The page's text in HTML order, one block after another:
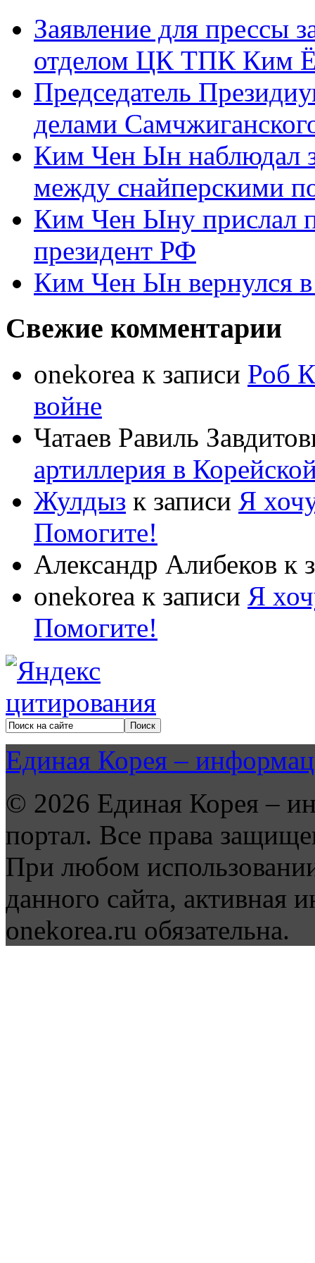
Заявление для прессы
отделом ЦК ТПК Ким
Председатель
делами
Ким Чен Ын наблюдал
между снайперскими
Ким Чен Ыну прислал
президент РФ
Ким Чен Ын вернулся
Свежие комментарии
onekorea к записи Роб
войне
Чатаев Равиль
артиллерия в
Жулдыз к записи Я
Помогите!
Александр Алибеков к
onekorea к записи Я
Помогите!
Единая Корея –
© 2026 Единая Корея –
портал. Все права
При любом
данного сайта, активная
onekorea.ru обязательна.